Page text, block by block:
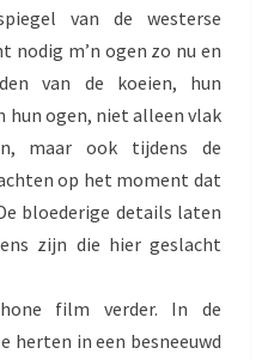
D
E
N
I
van de westerse
nodig m’n ogen zo nu en
van de koeien, hun
hun ogen, niet alleen vlak
maar ook tijdens de
op het moment dat
bloederige details laten
zijn die hier geslacht
film verder. In de
herten in een besneeuwd